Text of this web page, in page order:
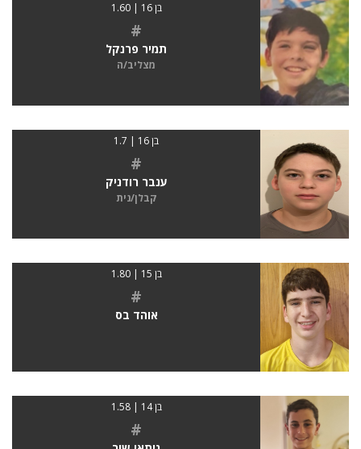
בן 16 | 1.60
#
תמיר פרנקל
מצליב/ה
בן 16 | 1.7
#
ענבר רודניק
קבלן/נית
בן 15 | 1.80
#
אוהד בס
בן 14 | 1.58
#